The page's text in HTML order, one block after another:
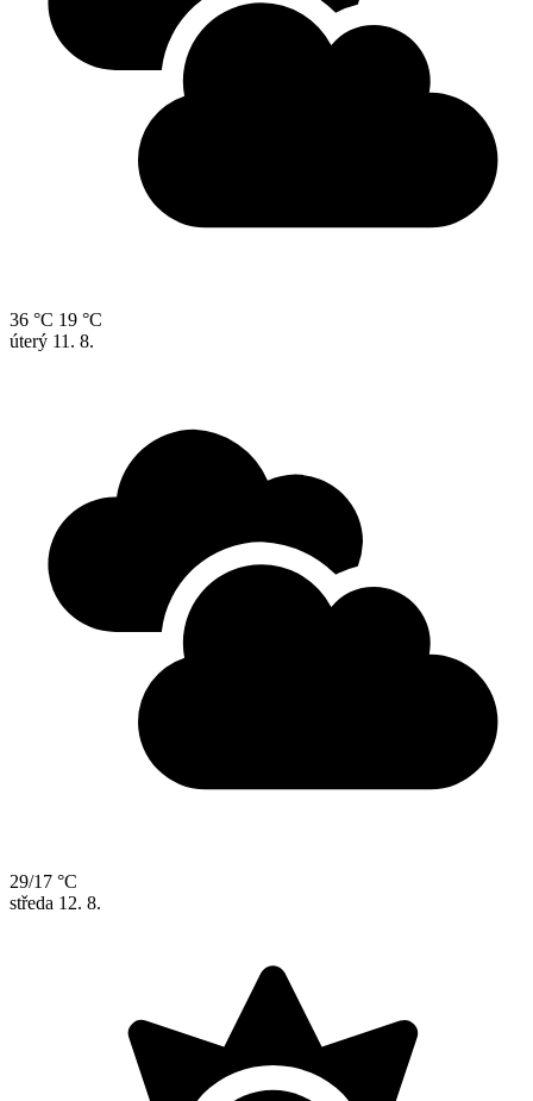
36 °C 19 °C
úterý 11. 8.
29/17 °C
středa 12. 8.